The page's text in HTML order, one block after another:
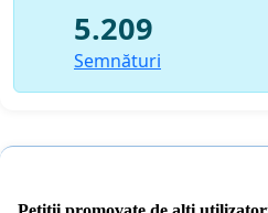
Noi, cetățenii României, ne
5.209
Semnături